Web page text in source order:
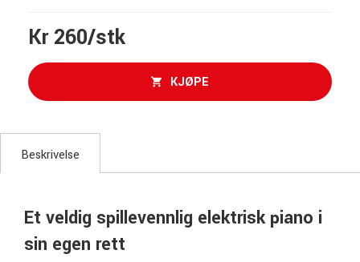
Kr 260/stk
KJØPE
Beskrivelse
Et veldig spillevennlig elektrisk piano i
sin egen rett